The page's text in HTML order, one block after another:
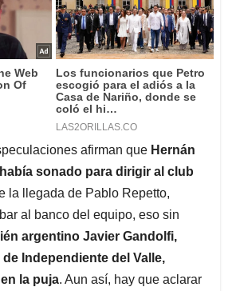
afirman que Hernán
sonado para dirigir al club
la llegada de Pablo Repetto,
al banco del equipo, eso sin
argentino Javier Gandolfi,
Independiente del Valle,
la puja. Aun así, hay que aclarar